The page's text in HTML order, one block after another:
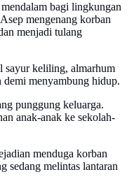
bagi lingkungan
mengenang korban
menjadi tulang
sayur keliling, almarhum
demi menyambung hidup.
punggung keluarga.
anak-anak ke sekolah-
menduga korban
sedang melintas lantaran